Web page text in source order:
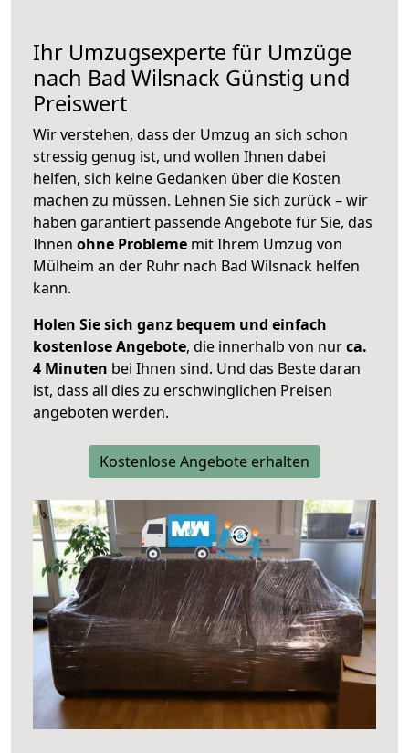
Ihr Umzugsexperte für Umzüge
nach Bad Wilsnack Günstig und
Preiswert
Wir verstehen, dass der Umzug an sich schon
stressig genug ist, und wollen Ihnen dabei
helfen, sich keine Gedanken über die Kosten
machen zu müssen. Lehnen Sie sich zurück – wir
haben garantiert passende Angebote für Sie, das
Ihnen ohne Probleme mit Ihrem Umzug von
Mülheim an der Ruhr nach Bad Wilsnack helfen
kann.
Holen Sie sich ganz bequem und einfach
kostenlose Angebote, die innerhalb von nurca.
4 Minuten bei Ihnen sind. Und das Beste daran
ist, dass all dies zu erschwinglichen Preisen
angeboten werden.
Kostenlose Angebote erhalten